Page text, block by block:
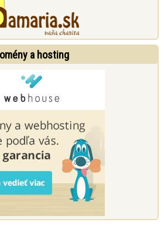
a hosting